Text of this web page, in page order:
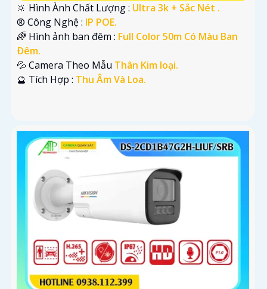
🔆 Hình Ành Chất Lượng : Ultra 3k + Sắc Nét .
®️ Công Nghệ : IP POE.
🌈 Hình ảnh ban đêm : Full Color 50m Có Màu Ban
Ðêm.
💦 Camera Theo Mẫu Thân Kim loại.
️🔮 Tích Hợp : Thu Âm Và Loa.